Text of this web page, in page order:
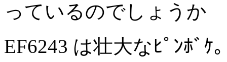
っているのでしょうか
EF6243 は壮大なﾋﾟﾝﾎﾞ